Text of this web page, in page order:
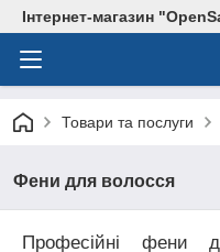
Інтернет-магазин
Товари та послуги
Фени для волосся
Професійні фени